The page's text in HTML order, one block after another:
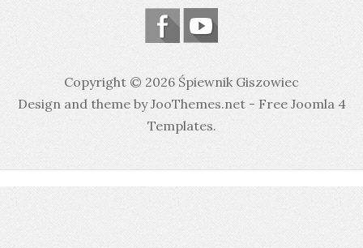
Copyright © 2026 Śpiewnik Giszowiec
Design and theme by JooThemes.net - Free Joomla 4
Templates.